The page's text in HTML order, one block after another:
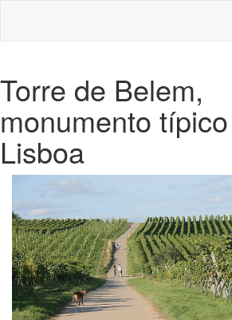
Torre de Belem,
monumento
Lisboa